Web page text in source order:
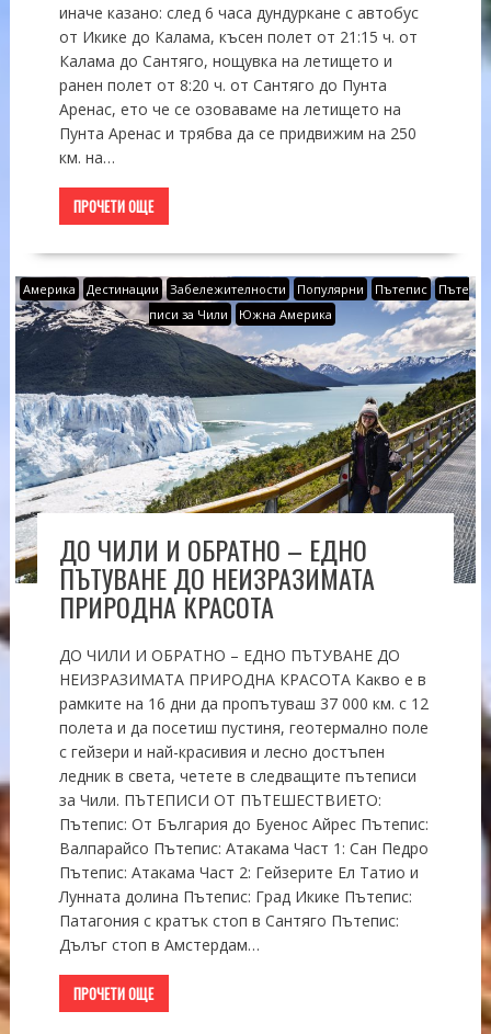
иначе казано: след 6 часа дундуркане с автобус
от Икике до Калама, късен полет от 21:15 ч. от
Калама до Сантяго, нощувка на летището и
ранен полет от 8:20 ч. от Сантяго до Пунта
Аренас, ето че се озоваваме на летището на
Пунта Аренас и трябва да се придвижим на 250
км. на…
ПРОЧЕТИ ОЩЕ
Америка Дестинации Забележителности Популярни Пътепис
Пъте
писи за Чили
Южна Америка
ДО ЧИЛИ И ОБРАТНО – ЕДНО
ПЪТУВАНЕ ДО НЕИЗРАЗИМАТА
ПРИРОДНА КРАСОТА
ДО ЧИЛИ И ОБРАТНО – ЕДНО ПЪТУВАНЕ ДО
НЕИЗРАЗИМАТА ПРИРОДНА КРАСОТА Какво е в
рамките на 16 дни да пропътуваш 37 000 км. с 12
полета и да посетиш пустиня, геотермално поле
с гейзери и най-красивия и лесно достъпен
ледник в света, четете в следващите пътеписи
за Чили. ПЪТЕПИСИ ОТ ПЪТЕШЕСТВИЕТО:
Пътепис: От България до Буенос Айрес Пътепис:
Валпарайсо Пътепис: Атакама Част 1: Сан Педро
Пътепис: Атакама Част 2: Гейзерите Ел Татио и
Лунната долина Пътепис: Град Икике Пътепис:
Патагония с кратък стоп в Сантяго Пътепис:
Дълъг стоп в Амстердам…
ПРОЧЕТИ ОЩЕ